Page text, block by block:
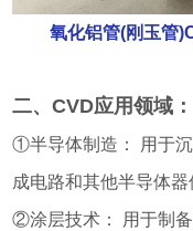
氧化铝管(刚玉管
二、CVD应用领域：
①半导体制造： 用于
成电路和其他半导体器
②涂层技术： 用于制